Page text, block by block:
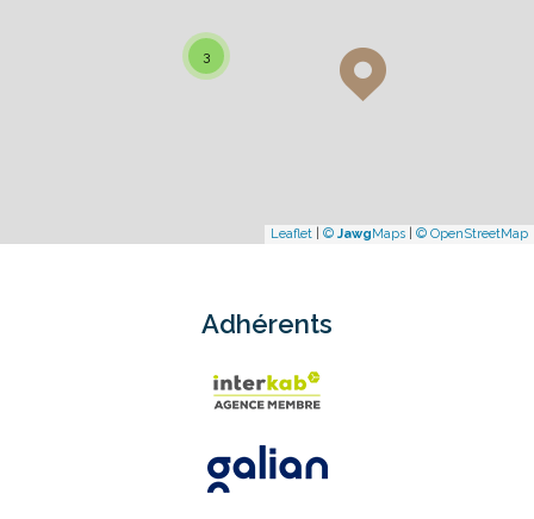
3
Leaflet © JawgMaps © OpenStreetMap
Adhérents